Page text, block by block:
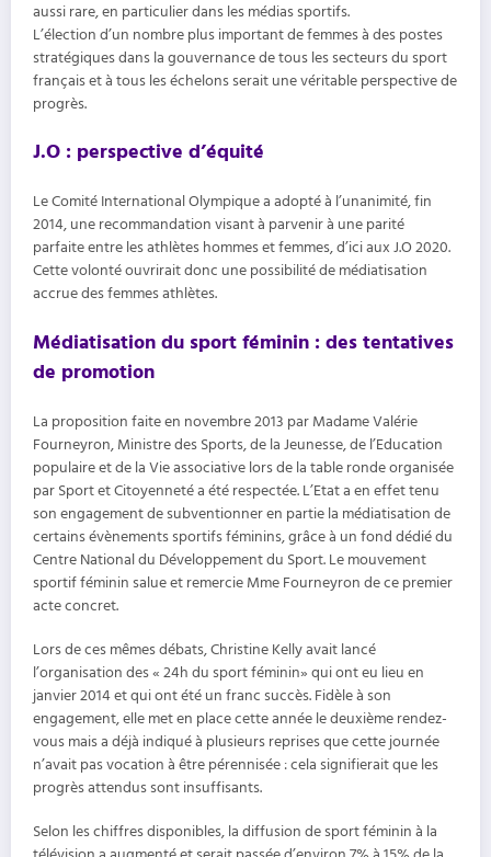
aussi rare, en particulier dans les médias sportifs.
L’élection d’un nombre plus important de femmes à des postes
stratégiques dans la gouvernance de tous les secteurs du sport
français et à tous les échelons serait une véritable perspective de
progrès.
J.O : perspective d’équité
Le Comité International Olympique a adopté à l’unanimité, fin
2014, une recommandation visant à parvenir à une parité
parfaite entre les athlètes hommes et femmes, d’ici aux J.O 2020.
Cette volonté ouvrirait donc une possibilité de médiatisation
accrue des femmes athlètes.
Médiatisation du sport féminin : des tentatives
de promotion
La proposition faite en novembre 2013 par Madame Valérie
Fourneyron, Ministre des Sports, de la Jeunesse, de l’Education
populaire et de la Vie associative lors de la table ronde organisée
par Sport et Citoyenneté a été respectée. L’Etat a en effet tenu
son engagement de subventionner en partie la médiatisation de
certains évènements sportifs féminins, grâce à un fond dédié du
Centre National du Développement du Sport. Le mouvement
sportif féminin salue et remercie Mme Fourneyron de ce premier
acte concret.
Lors de ces mêmes débats, Christine Kelly avait lancé
l’organisation des « 24h du sport féminin» qui ont eu lieu en
janvier 2014 et qui ont été un franc succès. Fidèle à son
engagement, elle met en place cette année le deuxième rendez-
vous mais a déjà indiqué à plusieurs reprises que cette journée
n’avait pas vocation à être pérennisée : cela signifierait que les
progrès attendus sont insuffisants.
Selon les chiffres disponibles, la diffusion de sport féminin à la